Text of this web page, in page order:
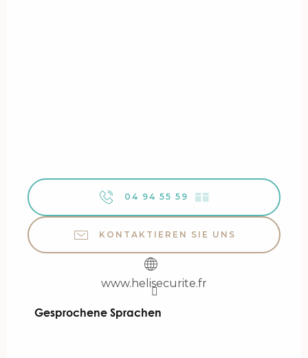
04 94 55 59 ▒▒
KONTAKTIEREN SIE UNS
www.helisecurite.fr
Gesprochene Sprachen
Gesprochene Sprachen